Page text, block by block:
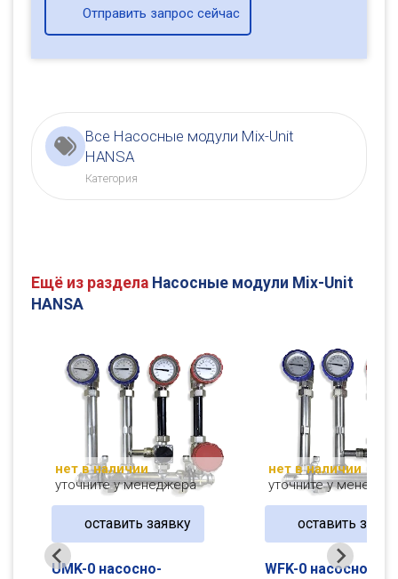
Отправить запрос сейчас
Все Насосные модули Mix-Unit
HANSA
Категория
Ещё из раздела Насосные модули Mix-Unit
HANSA
UМK-0 насосно-
нет в наличии
уточните у менеджера
оставить заявку
WFK-0 насосно-
нет в наличии
уточните у
оставить